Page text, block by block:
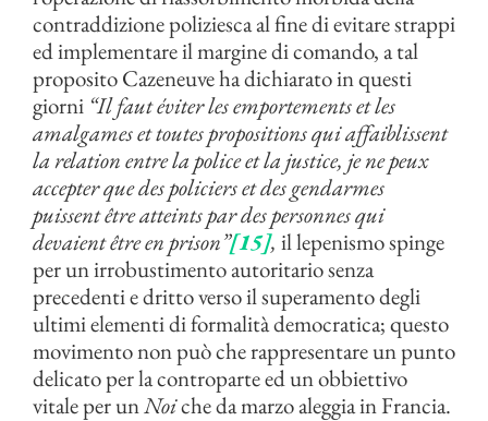
contraddizione poliziesca al fine di evitare strappi
ed implementare il margine di comando, a tal
proposito Cazeneuve ha dichiarato in questi
giorni “Il faut éviter les emportements et les
amalgames et toutes propositions qui affaiblissent
la relation entre la police et la justice, je ne peux
accepter que des policiers et des gendarmes
puissent être atteints par des personnes qui
devaient être en prison”[15], il lepenismo spinge
per un irrobustimento autoritario senza
precedenti e dritto verso il superamento degli
ultimi elementi di formalità democratica; questo
movimento non può che rappresentare un punto
delicato per la controparte ed un obbiettivo
vitale per unNoiche da marzo aleggia in Francia.